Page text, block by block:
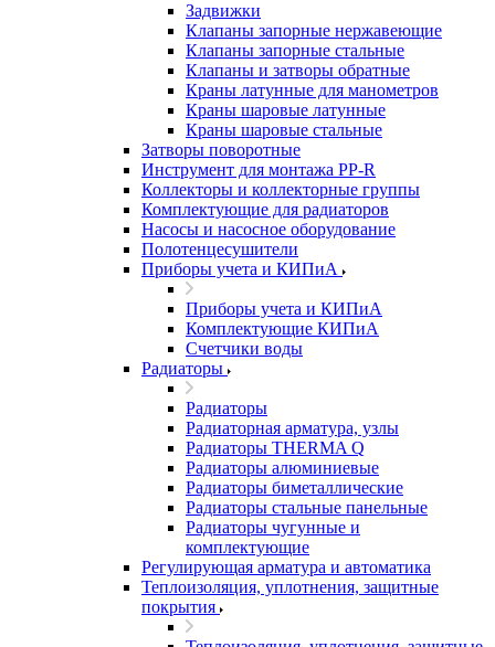
Задвижки
Клапаны запорные нержавеющие
Клапаны запорные стальные
Клапаны и затворы обратные
Краны латунные для манометров
Краны шаровые латунные
Краны шаровые стальные
Затворы поворотные
Инструмент для монтажа PP-R
Коллекторы и коллекторные группы
Комплектующие для радиаторов
Насосы и насосное оборудование
Полотенцесушители
Приборы учета и КИПиА
Приборы учета и КИПиА
Комплектующие КИПиА
Счетчики воды
Радиаторы
Радиаторы
Радиаторная арматура, узлы
Радиаторы THERMA Q
Радиаторы алюминиевые
Радиаторы биметаллические
Радиаторы стальные панельные
Радиаторы чугунные и
комплектующие
Регулирующая арматура и автоматика
Теплоизоляция, уплотнения, защитные
покрытия